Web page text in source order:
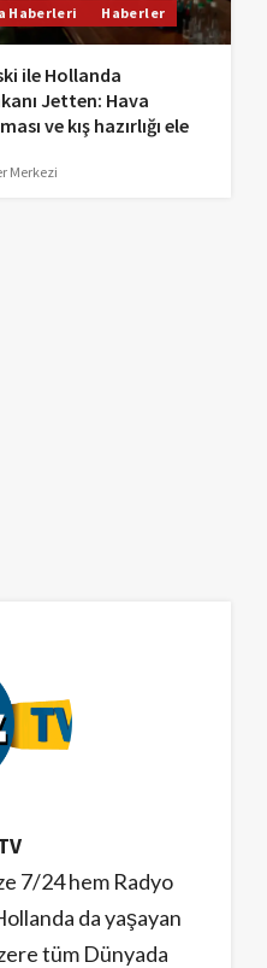
kritik görev
Tam 17 sene sonra gelen
zafer! Hollanda Süper
Haberleri Haberler
ile Hollanda
Jetten: Hava
ve kış hazırlığı ele
Merkezi
7/24 hem Radyo
da yaşayan
tüm Dünyada